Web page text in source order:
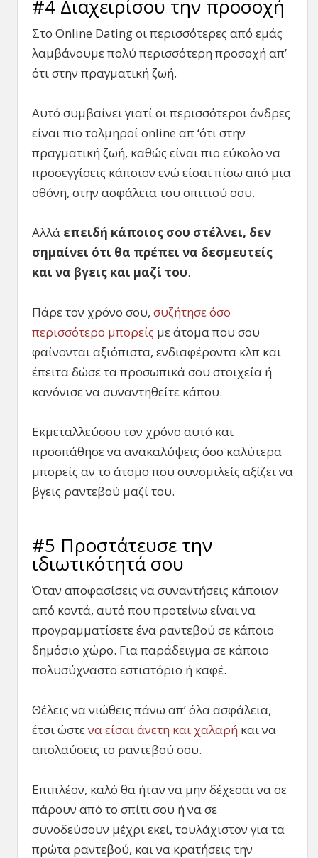
#4 Διαχειρίσου την προσοχή
Στο Online Dating οι περισσότερες από εμάς
λαμβάνουμε πολύ περισσότερη προσοχή απ’
ότι στην πραγματική ζωή.
Αυτό συμβαίνει γιατί οι περισσότεροι άνδρες
είναι πιο τολμηροί online απ ‘ότι στην
πραγματική ζωή, καθώς είναι πιο εύκολο να
προσεγγίσεις κάποιον ενώ είσαι πίσω από μια
οθόνη, στην ασφάλεια του σπιτιού σου.
Αλλά επειδή κάποιος σου στέλνει, δεν
σημαίνει ότι θα πρέπει να δεσμευτείς
και να βγεις και μαζί του.
Πάρε τον χρόνο σου, συζήτησε όσο
περισσότερο μπορείς με άτομα που σου
φαίνονται αξιόπιστα, ενδιαφέροντα κλπ και
έπειτα δώσε τα προσωπικά σου στοιχεία ή
κανόνισε να συναντηθείτε κάπου.
Εκμεταλλεύσου τον χρόνο αυτό και
προσπάθησε να ανακαλύψεις όσο καλύτερα
μπορείς αν το άτομο που συνομιλείς αξίζει να
βγεις ραντεβού μαζί του.
#5 Προστάτευσε την
ιδιωτικότητά σου
Όταν αποφασίσεις να συναντήσεις κάποιον
από κοντά, αυτό που προτείνω είναι να
προγραμματίσετε ένα ραντεβού σε κάποιο
δημόσιο χώρο. Για παράδειγμα σε κάποιο
πολυσύχναστο εστιατόριο ή καφέ.
Θέλεις να νιώθεις πάνω απ’ όλα ασφάλεια,
έτσι ώστενα είσαι άνετη και χαλαρή και να
απολαύσεις το ραντεβού σου.
Επιπλέον, καλό θα ήταν να μην δέχεσαι να σε
πάρουν από το σπίτι σου ή να σε
συνοδεύσουν μέχρι εκεί, τουλάχιστον για τα
πρώτα ραντεβού, και να κρατήσεις την